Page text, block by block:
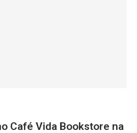
Café Vida Bookstore na